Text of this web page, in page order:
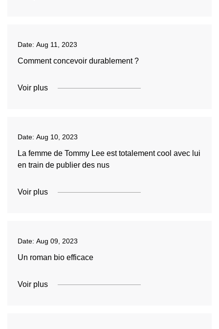
Date: Aug 11, 2023
Comment concevoir durablement ?
Voir plus
Date: Aug 10, 2023
La femme de Tommy Lee est totalement cool avec lui
en train de publier des nus
Voir plus
Date: Aug 09, 2023
Un roman bio efficace
Voir plus